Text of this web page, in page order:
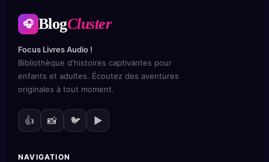
🎧 BlogCluster
Focus Livres Audio !
Bibliothèque d'histoires captivantes pour
enfants et adultes. Écoutez des aventures
originales à tout moment.
👍 📸 🐦 ▶️
NAVIGATION